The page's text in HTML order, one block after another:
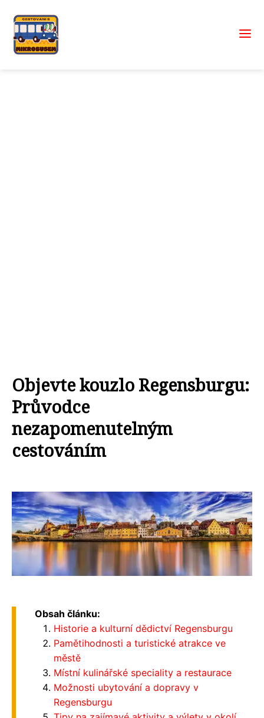
Objevte kouzlo Regensburgu:
Průvodce
nezapomenutelným
cestováním
Obsah článku:
Historie a kulturní dědictví Regensburgu
Pamětihodnosti a turistické atrakce ve
městě
Místní kulinářské speciality a restaurace
Možnosti ubytování a dopravy v
Regensburgu